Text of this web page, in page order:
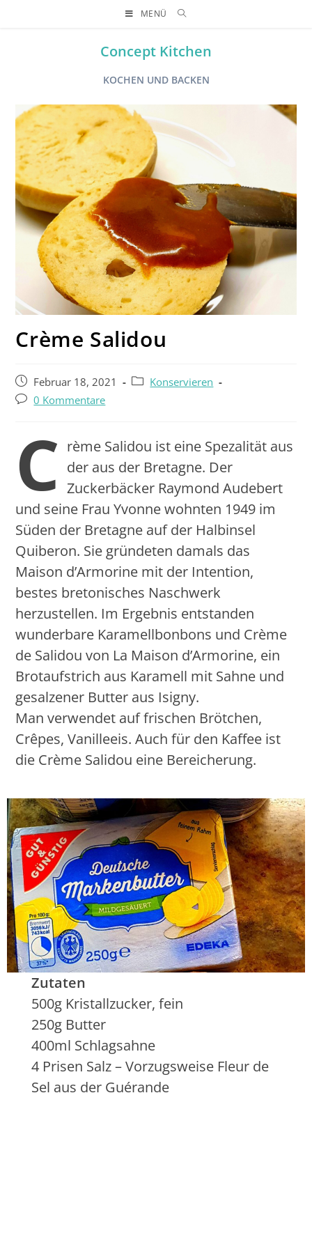
MENÜ
Concept Kitchen
KOCHEN UND BACKEN
Crème Salidou
Februar 18, 2021
Konservieren
0 Kommentare
C rème Salidou ist eine Spezalität aus
der aus der Bretagne. Der
Zuckerbäcker Raymond Audebert
und seine Frau Yvonne wohnten 1949 im
Süden der Bretagne auf der Halbinsel
Quiberon. Sie gründeten damals das
Maison d’Armorine mit der Intention,
bestes bretonisches Naschwerk
herzustellen. Im Ergebnis entstanden
wunderbare Karamellbonbons und Crème
de Salidou von La Maison d’Armorine, ein
Brotaufstrich aus Karamell mit Sahne und
gesalzener Butter aus Isigny.
Man verwendet auf frischen Brötchen,
Crêpes, Vanilleeis. Auch für den Kaffee ist
die Crème Salidou eine Bereicherung.
Zutaten
500g Kristallzucker, fein
250g Butter
400ml Schlagsahne
4 Prisen Salz – Vorzugsweise Fleur de
Sel aus der Guérande